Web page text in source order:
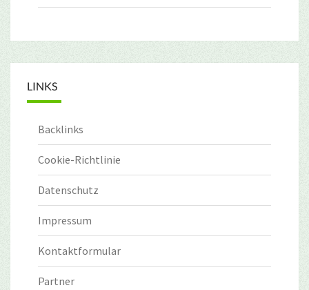
LINKS
Backlinks
Cookie-Richtlinie
Datenschutz
Impressum
Kontaktformular
Partner